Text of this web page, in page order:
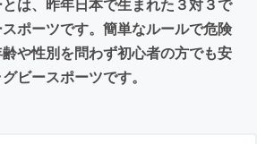
ポーツです。簡単なルールで危険
や性別を問わず初心者の方でも安
ビースポーツです。